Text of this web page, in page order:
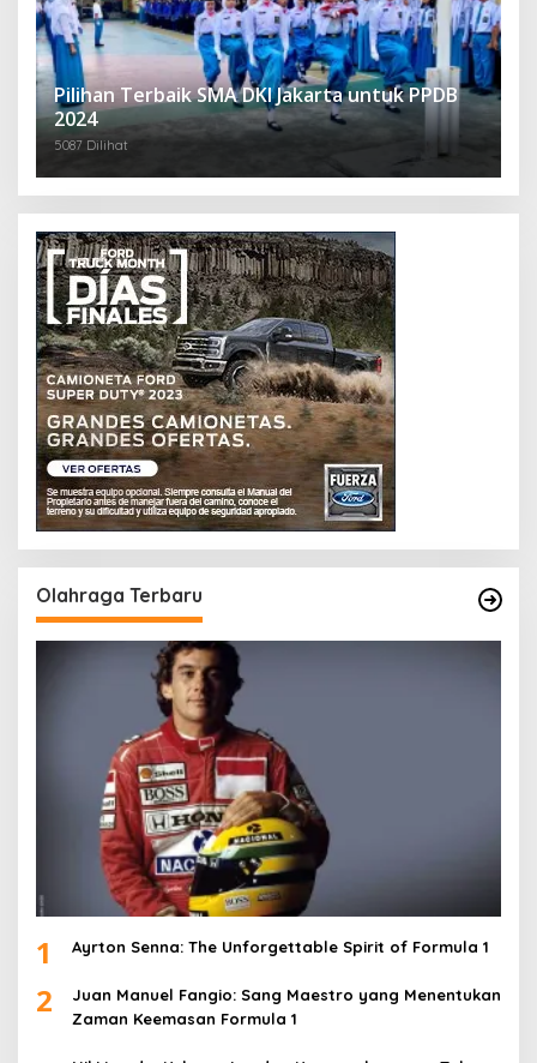
Pilihan Terbaik SMA DKI Jakarta untuk PPDB
2024
5087 Dilihat
Olahraga Terbaru
1 Ayrton Senna: The Unforgettable Spirit of Formula 1
2
Juan Manuel Fangio: Sang Maestro yang Menentukan
Zaman Keemasan Formula 1